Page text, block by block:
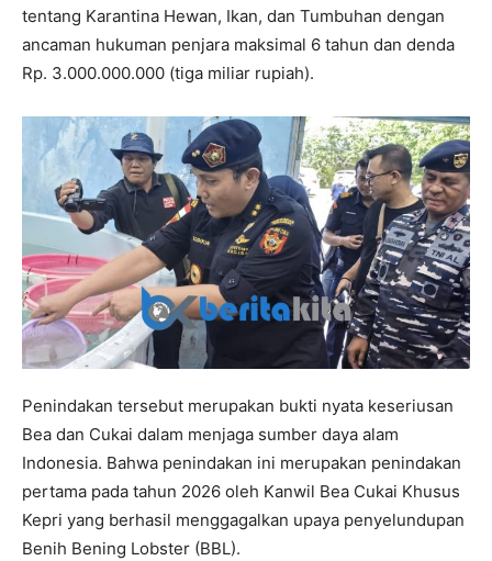
tentang Karantina Hewan, Ikan, dan Tumbuhan dengan
ancaman hukuman penjara maksimal 6 tahun dan denda
Rp. 3.000.000.000 (tiga miliar rupiah).
Penindakan tersebut merupakan bukti nyata keseriusan
Bea dan Cukai dalam menjaga sumber daya alam
Indonesia. Bahwa penindakan ini merupakan penindakan
pertama pada tahun 2026 oleh Kanwil Bea Cukai Khusus
Kepri yang berhasil menggagalkan upaya penyelundupan
Benih Bening Lobster (BBL).